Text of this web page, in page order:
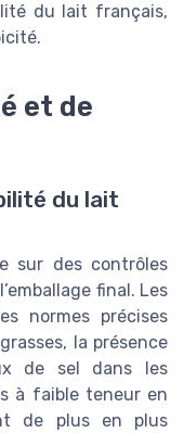
du lait français,
et de
du lait
sur des contrôles
final. Les
normes précises
la présence
de sel dans les
à faible teneur en
de plus en plus